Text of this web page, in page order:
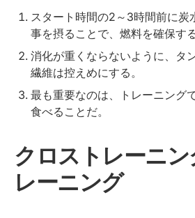
スタート時間の2～3時間前に炭
事を摂ることで、燃料を確保す
消化が重くならないように、タ
繊維は控えめにする。
最も重要なのは、トレーニング
食べることだ。
クロストレーニン
レーニング